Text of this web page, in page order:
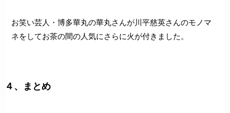
お笑い芸人・博多華丸の華丸さんが川平慈英さんのモノマ
ネをしてお茶の間の人気にさらに火が付きました。
４、まとめ